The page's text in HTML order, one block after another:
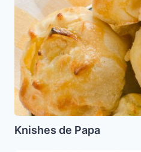
Knishes de Papa